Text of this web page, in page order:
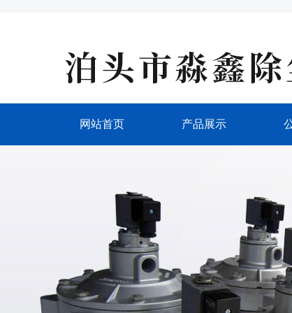
网站首页 产品展示